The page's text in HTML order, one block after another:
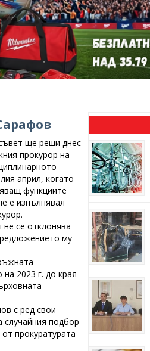
ще реши днес
прокурор на
април, когато
функциите
е изпълнявал
не се отклонява
му
2023 г. до края
с ред свои
случайния подбор
прокуратурата